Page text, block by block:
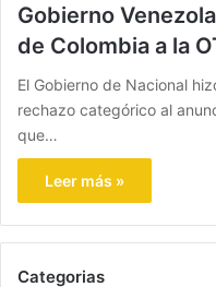
Gobierno
de Colombia a la
El Gobierno de Nacional
rechazo categórico al
que…
Leer más »
Categorias